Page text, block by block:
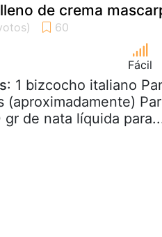
de crema
Fácil
: 1 bizcocho italiano
(aproximadamente)
gr de nata líquida